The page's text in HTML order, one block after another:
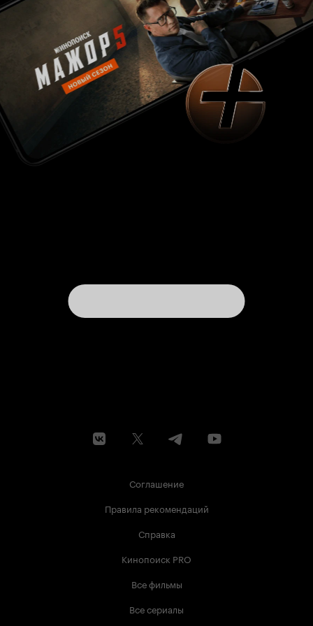
Соглашение
Правила рекомендаций
Справка
Кинопоиск PRO
Все фильмы
Все сериалы